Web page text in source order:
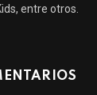
entre otros.